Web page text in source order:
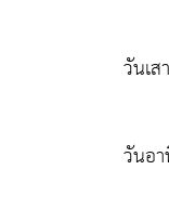
วันเ
วันอ